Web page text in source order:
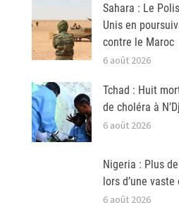
Sahara : Le
Unis en
contre le Maroc
6 août 2026
Tchad : Huit
de choléra à
6 août 2026
Nigeria : Plus
lors d’une
6 août 2026